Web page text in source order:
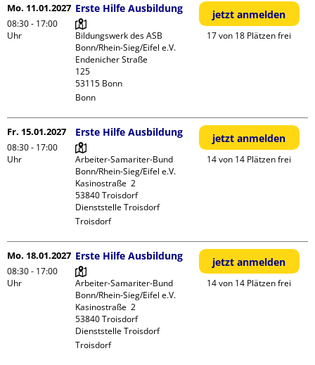
Mo. 11.01.2027
08:30 - 17:00
Uhr
Erste Hilfe Ausbildung
Bildungswerk des ASB
Bonn/Rhein-Sieg/Eifel e.V.
Endenicher Straße
125
Bonn
jetzt anmelden
17 von 18 Plätzen frei
Fr. 15.01.2027
08:30 - 17:00
Uhr
Erste Hilfe Ausbildung
Arbeiter-Samariter-Bund
Bonn/Rhein-Sieg/Eifel e.V.
Kasinostraße  2
53840 Troisdorf
Dienststelle Troisdorf
Troisdorf
jetzt anmelden
14 von 14 Plätzen frei
Mo. 18.01.2027
08:30 - 17:00
Uhr
Erste Hilfe Ausbildung
Arbeiter-Samariter-Bund
Bonn/Rhein-Sieg/Eifel e.V.
Kasinostraße  2
53840 Troisdorf
Dienststelle Troisdorf
Troisdorf
jetzt anmelden
14 von 14 Plätzen frei